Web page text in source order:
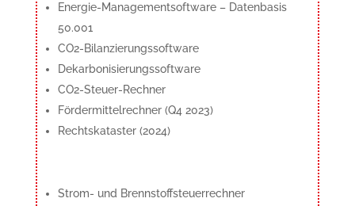
Energie-Managementsoftware – Daten­basis
50.001
CO2-Bilanzierungssoftware
Dekarbonisierungssoftware
CO2-Steuer-Rechner
Fördermittelrechner (Q4 2023)
Rechtskataster (2024)
Strom- und Brennstoffsteuerrechner